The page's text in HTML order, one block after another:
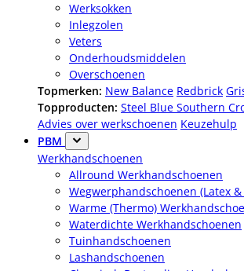
Werksokken
Inlegzolen
Veters
Onderhoudsmiddelen
Overschoenen
Topmerken: New Balance Redbrick
Topproducten: Steel Blue Southern
Advies over werkschoenen Keuzehulp
PBM
Werkhandschoenen
Allround Werkhandschoenen
Wegwerphandschoenen (Latex
Warme (Thermo)
Waterdichte Werkhandschoenen
Tuinhandschoenen
Lashandschoenen